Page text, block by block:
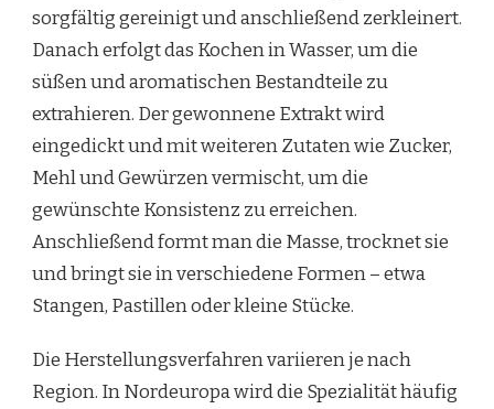
sorgfältig gereinigt und anschließend zerkleinert.
Danach erfolgt das Kochen in Wasser, um die
süßen und aromatischen Bestandteile zu
extrahieren. Der gewonnene Extrakt wird
eingedickt und mit weiteren Zutaten wie Zucker,
Mehl und Gewürzen vermischt, um die
gewünschte Konsistenz zu erreichen.
Anschließend formt man die Masse, trocknet sie
und bringt sie in verschiedene Formen – etwa
Stangen, Pastillen oder kleine Stücke.
Die Herstellungsverfahren variieren je nach
Region. In Nordeuropa wird die Spezialität häufig